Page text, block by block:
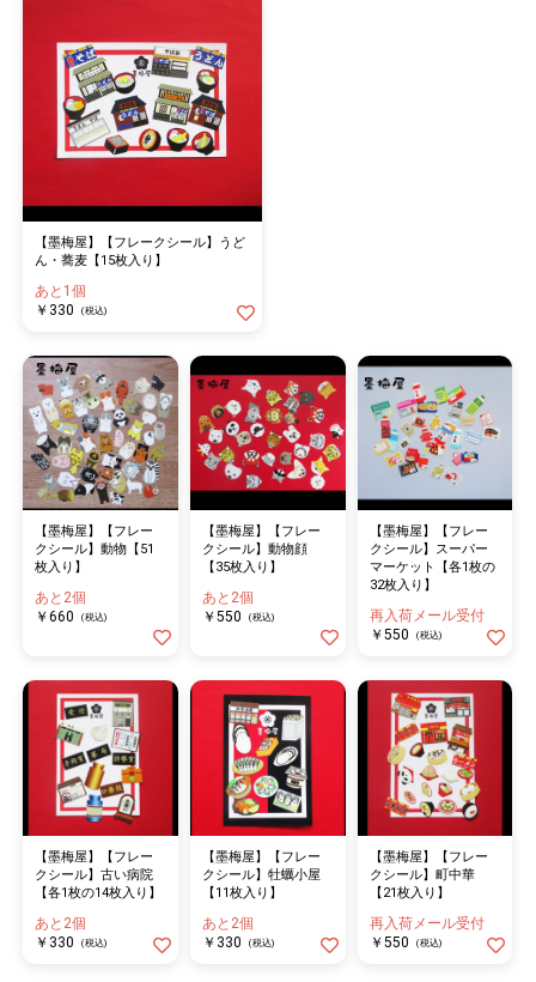
【墨梅屋】【フレークシール】うど
ん・蕎麦【15枚入り】
あと1個
￥330
(税込)
【墨梅屋】【フレー
クシール】動物【51
枚入り】
あと2個
￥660
(税込)
【墨梅屋】【フレー
クシール】動物顔
【35枚入り】
あと2個
￥550
(税込)
【墨梅屋】【フレー
クシール】スーパー
マーケット【各1枚の
32枚入り】
再入荷メール受付
￥550
(税込)
【墨梅屋】【フレー
クシール】古い病院
【各1枚の14枚入り】
あと2個
￥330
(税込)
【墨梅屋】【フレー
クシール】牡蠣小屋
【11枚入り】
あと2個
￥330
(税込)
【墨梅屋】【フレー
クシール】町中華
【21枚入り】
再入荷メール受付
￥550
(税込)